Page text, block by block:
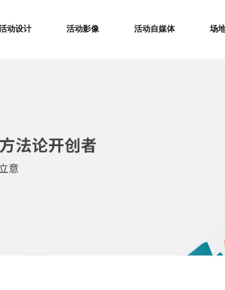
动设计 活动影像 活动自媒体 场